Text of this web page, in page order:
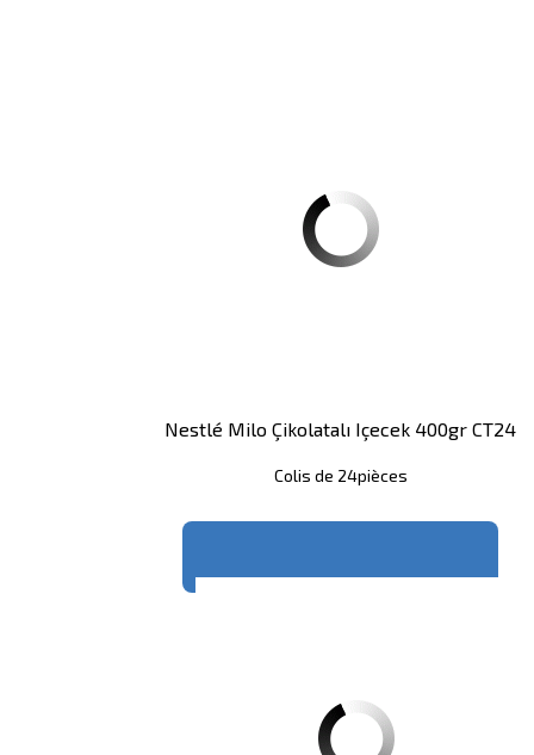
Nestlé Milo Çikolatalı Içecek 400gr CT24
Colis de 24pièces